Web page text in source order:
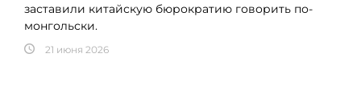
заставили китайскую бюрократию говорить по-
монгольски.
21 июня 2026